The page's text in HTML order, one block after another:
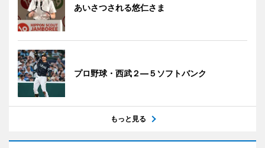
あいさつされる悠仁さま
プロ野球・西武２―５ソフトバンク
もっと見る